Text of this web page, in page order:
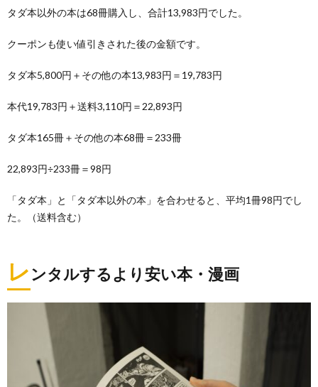
タダ本以外の本は68冊購入し、合計13,983円でした。
クーポンも使い値引きされた後の金額です。
タダ本5,800円＋その他の本13,983円＝19,783円
本代19,783円＋送料3,110円＝22,893円
タダ本165冊＋その他の本68冊＝233冊
22,893円÷233冊＝98円
「タダ本」と「タダ本以外の本」を合わせると、平均1冊98円でし
た。（送料含む）
レンタルするより安い本・漫画